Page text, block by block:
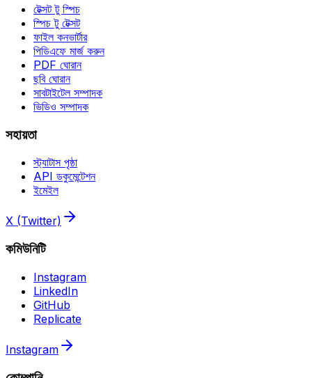
টেক্সট টু স্পিচ
স্পিচ টু টেক্সট
ফাইল কনভার্টার
পিডিএফে মার্জ করুন
PDF ঘোরান
ছবি ঘোরান
সাবটাইটেল সম্পাদক
ভিডিও সম্পাদক
সহায়তা
স্ট্যাটাস পৃষ্ঠা
API ডকুমেন্টেশন
ইমেইল
X (Twitter)
কমিউনিটি
Instagram
LinkedIn
GitHub
Replicate
Instagram